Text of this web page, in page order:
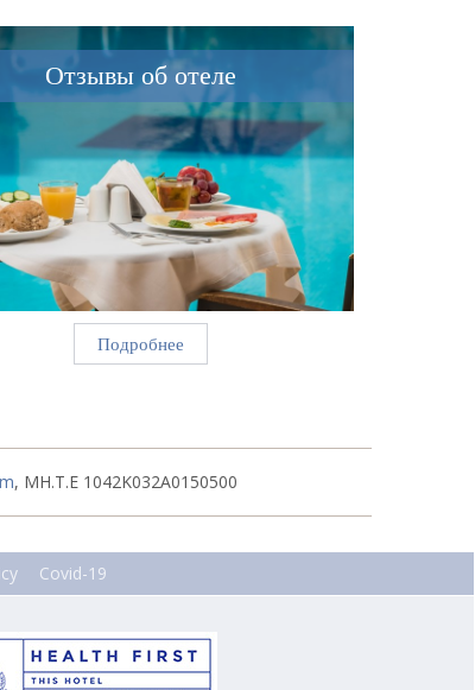
Отзывы об отеле
Подробнее
, MH.T.E 1042K032A0150500
Covid-19